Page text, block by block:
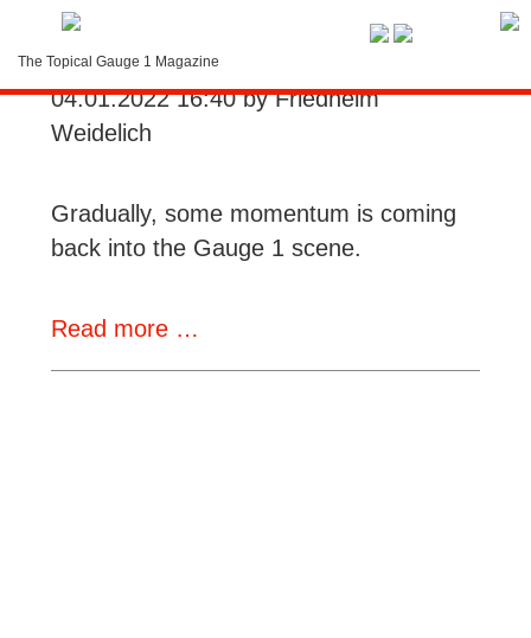
The Topical Gauge 1 Magazine
Short Messages
04.01.2022 16:40by Friedhelm
Weidelich
Gradually, some momentum is coming
back into the Gauge 1 scene.
Read more …
LOGIN
Contact
Instructions